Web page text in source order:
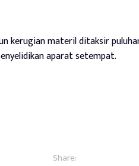
kerugian materil ditaksir
aparat setempat.
Share: